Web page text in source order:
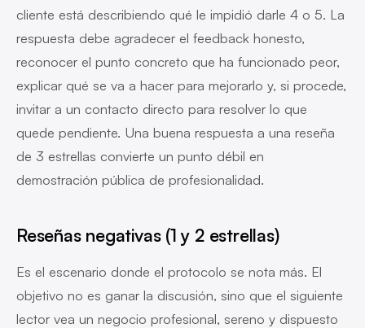
cliente está describiendo qué le impidió darle 4 o 5. La
respuesta debe agradecer el feedback honesto,
reconocer el punto concreto que ha funcionado peor,
explicar qué se va a hacer para mejorarlo y, si procede,
invitar a un contacto directo para resolver lo que
quede pendiente. Una buena respuesta a una reseña
de 3 estrellas convierte un punto débil en
demostración pública de profesionalidad.
Reseñas negativas (1 y 2 estrellas)
Es el escenario donde el protocolo se nota más. El
objetivo no es ganar la discusión, sino que el siguiente
lector vea un negocio profesional, sereno y dispuesto